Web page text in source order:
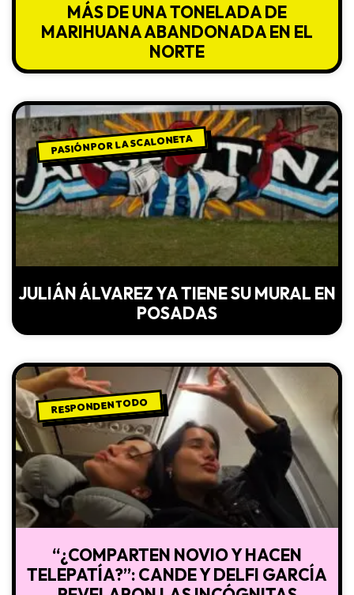
MÁS DE UNA TONELADA DE
MARIHUANA ABANDONADA EN EL
NORTE
PASIÓN POR LA SCALONETA
JULIÁN ÁLVAREZ YA TIENE SU MURAL EN
POSADAS
RESPONDEN TODO
“¿COMPARTEN NOVIO Y HACEN
TELEPATÍA?”: CANDE Y DELFI GARCÍA